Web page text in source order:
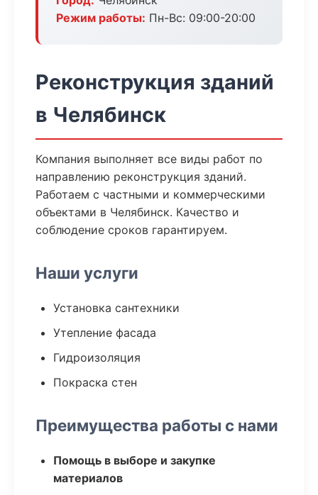
Режим работы: Пн-Вс: 09:00-20:00
Реконструкция зданий
в Челябинск
Компания выполняет все виды работ по
направлению реконструкция зданий.
Работаем с частными и коммерческими
объектами в Челябинск. Качество и
соблюдение сроков гарантируем.
Наши услуги
Установка сантехники
Утепление фасада
Гидроизоляция
Покраска стен
Преимущества работы с нами
Помощь в выборе и закупке
материалов